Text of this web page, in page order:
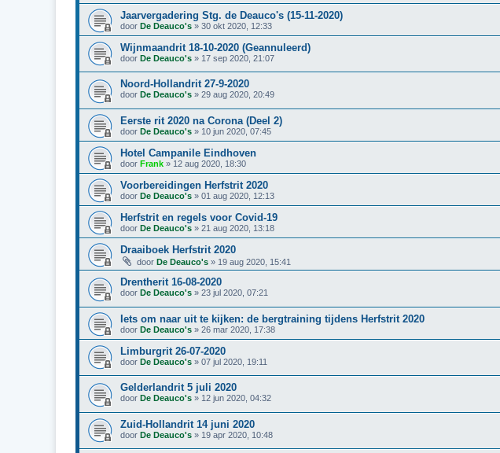
Jaarvergadering Stg. de Deauco's (15-11-2020)
door De Deauco's » 30 okt 2020, 12:33
Wijnmaandrit 18-10-2020 (Geannuleerd)
door De Deauco's » 17 sep 2020, 21:07
Noord-Hollandrit 27-9-2020
door De Deauco's » 29 aug 2020, 20:49
Eerste rit 2020 na Corona (Deel 2)
door De Deauco's » 10 jun 2020, 07:45
Hotel Campanile Eindhoven
door Frank » 12 aug 2020, 18:30
Voorbereidingen Herfstrit 2020
door De Deauco's » 01 aug 2020, 12:13
Herfstrit en regels voor Covid-19
door De Deauco's » 21 aug 2020, 13:18
Draaiboek Herfstrit 2020
door De Deauco's » 19 aug 2020, 15:41
Drentherit 16-08-2020
door De Deauco's » 23 jul 2020, 07:21
Iets om naar uit te kijken: de bergtraining tijdens Herfstrit 2020
door De Deauco's » 26 mar 2020, 17:38
Limburgrit 26-07-2020
door De Deauco's » 07 jul 2020, 19:11
Gelderlandrit 5 juli 2020
door De Deauco's » 12 jun 2020, 04:32
Zuid-Hollandrit 14 juni 2020
door De Deauco's » 19 apr 2020, 10:48